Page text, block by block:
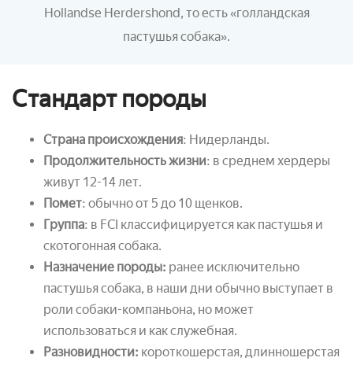
Hollandse Herdershond, то есть «голландская
пастушья собака».
Стандарт породы
Страна происхождения: Нидерланды.
Продолжительность жизни: в среднем хердеры
живут 12-14 лет.
Помет: обычно от 5 до 10 щенков.
Группа: в FCI классифицируется как пастушья и
скотогонная собака.
Назначение породы: ранее исключительно
пастушья собака, в наши дни обычно выступает в
роли собаки-компаньона, но может
использоваться и как служебная.
Разновидности: короткошерстая, длинношерстая